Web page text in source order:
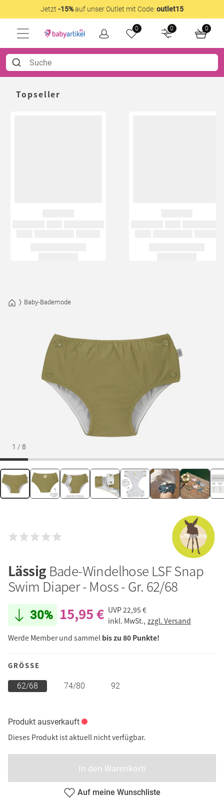
Jetzt -15%auf unser Outlet mit Code: outlet15
0 0 0
Topseller
Baby-Bademode
1 / 8
Lässig Bade-Windelhose LSF Snap
Swim Diaper - Moss - Gr. 62/68
30% 15,95 € UVP22,95 €
inkl. MwSt., zzgl. Versand
Werde Member und sammel bis zu 80 Punkte!
GRÖSSE
62/68 74/80 92
Produkt ausverkauft
Dieses Produkt ist aktuell nicht verfügbar.
In den Warenkorb
Auf meine Wunschliste